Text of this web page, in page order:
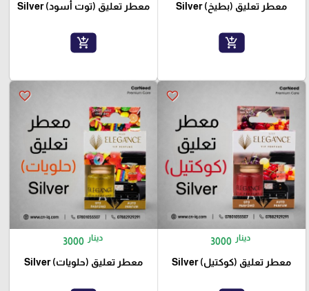
معطر تعليق (بطيخ) Silver
add_shopping_cart
معطر تعليق (توت أسود) Silver
add_shopping_cart
favorite_border
3000 دينار
معطر تعليق (كوكتيل) Silver
favorite_border
3000 دينار
معطر تعليق (حلويات) Silver